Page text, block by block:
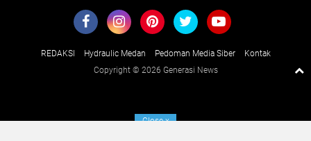
REDAKSI Hydraulic Medan Pedoman Media Siber
Kontak
Copyright © 2026 Generasi News
Closex